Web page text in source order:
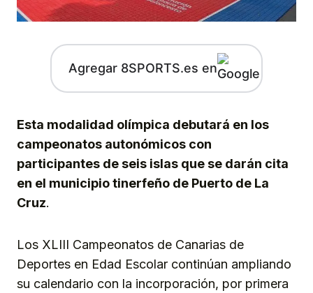
Agregar 8SPORTS.es en
Esta modalidad olímpica debutará en los
campeonatos autonómicos con
participantes de seis islas que se darán cita
en el municipio tinerfeño de Puerto de La
Cruz.
Los XLIII Campeonatos de Canarias de
Deportes en Edad Escolar continúan ampliando
su calendario con la incorporación, por primera